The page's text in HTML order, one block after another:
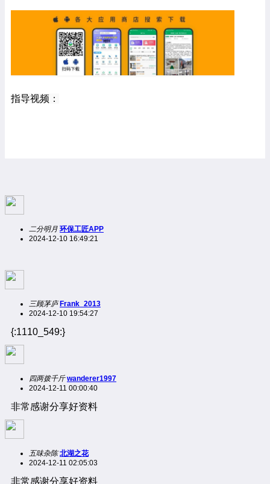
指导视频：
二分明月 环保工匠APP
2024-12-10 16:49:21
三顾茅庐 Frank_2013
2024-12-10 19:54:27
{:1110_549:}
四两拨千斤 wanderer1997
2024-12-11 00:00:40
非常感谢分享好资料
五味杂陈 北湖之花
2024-12-11 02:05:03
非常感谢分享好资料